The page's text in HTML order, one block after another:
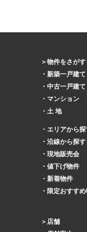
物件をさがす
新築一戸建て
中古一戸建て
マンション
土 地
エリアから探
沿線から探す
現地販売会
値下げ物件
新着物件
限定おすす
店舗